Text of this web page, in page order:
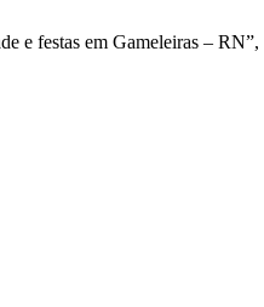
e festas em Gameleiras – RN”,